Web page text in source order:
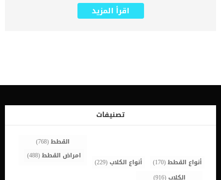
مملوءًا بالهواء أو السوائل أو المواد شبه الصلبة. تتطور الأكياس الكلوية
في خلايا الترشيح الوظيفية لأنسجة الكلى وفي القنوات المجمعة. اقرا
السهل ان تظهر اعراضها فى وقت مبكر. غالبًا ما تظل الأكياس غير
الكلوي أو تضخم البطن. كما ان معظم المرضى لا تظهر عليهم أي أعراض
خلال المراحل الأولية من تكوين الكيس ونموه. اقرا ايضا: كلبى يعانى من
امراض الكلى.. ماذا اطعمه ؟ غالبا ما يتم الكشف عن الحالة بعد ظهور
اقرأ المزيد
تصنيفات
أنواع القطط(170) أنواع الكلاب(229)
القطط(768)
امراض القطط(488)
الكلاب(916)